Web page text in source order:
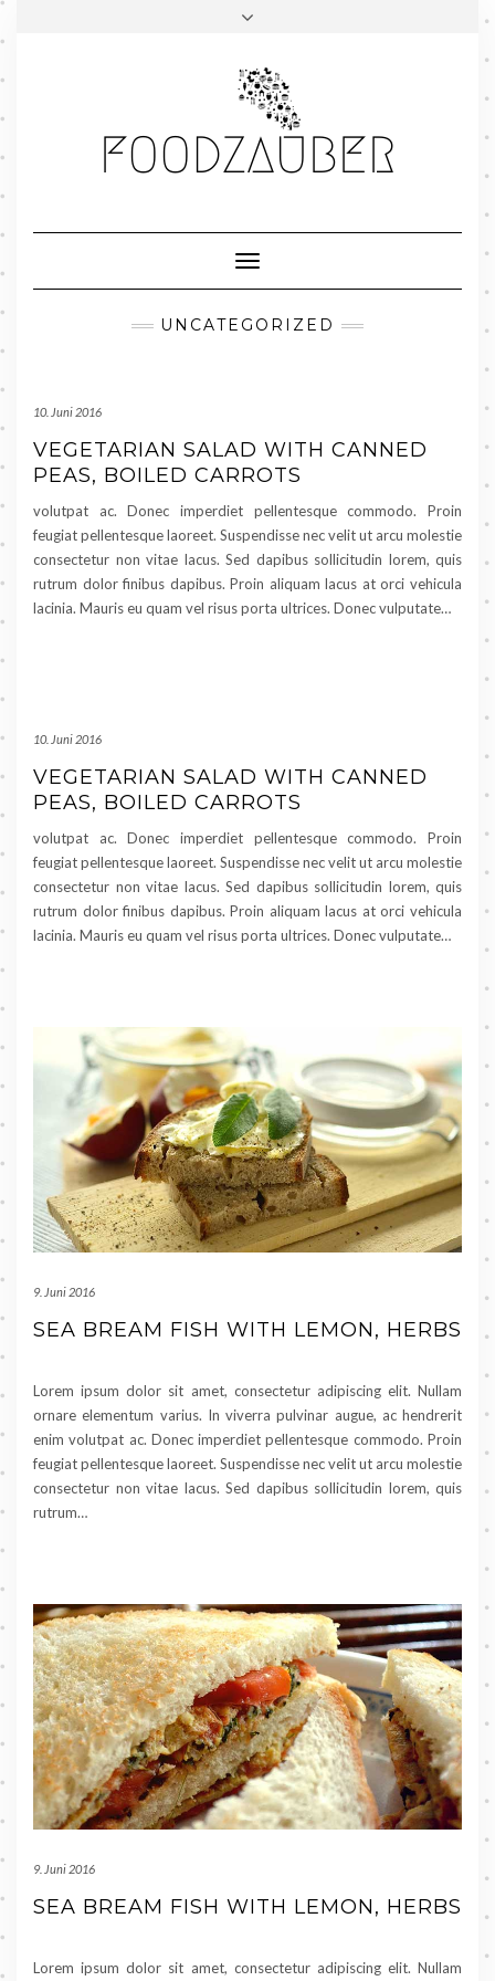
Skip
content
Toggle
Navigation
UNCATEGORIZED
10. Juni 2016
VEGETARIAN SALAD WITH CANNED
PEAS, BOILED CARROTS
volutpat ac. Donec imperdiet pellentesque commodo. Proin
feugiat pellentesque laoreet. Suspendisse nec velit ut arcu molestie
consectetur non vitae lacus. Sed dapibus sollicitudin lorem, quis
rutrum dolor finibus dapibus. Proin aliquam lacus at orci vehicula
lacinia. Mauris eu quam vel risus porta ultrices. Donec vulputate…
10. Juni 2016
VEGETARIAN SALAD WITH CANNED
PEAS, BOILED CARROTS
volutpat ac. Donec imperdiet pellentesque commodo. Proin
feugiat pellentesque laoreet. Suspendisse nec velit ut arcu molestie
consectetur non vitae lacus. Sed dapibus sollicitudin lorem, quis
rutrum dolor finibus dapibus. Proin aliquam lacus at orci vehicula
lacinia. Mauris eu quam vel risus porta ultrices. Donec vulputate…
9. Juni 2016
SEA BREAM FISH WITH LEMON, HERBS
Lorem ipsum dolor sit amet, consectetur adipiscing elit. Nullam
ornare elementum varius. In viverra pulvinar augue, ac hendrerit
enim volutpat ac. Donec imperdiet pellentesque commodo. Proin
feugiat pellentesque laoreet. Suspendisse nec velit ut arcu molestie
consectetur non vitae lacus. Sed dapibus sollicitudin lorem, quis
rutrum…
9. Juni 2016
SEA BREAM FISH WITH LEMON, HERBS
Lorem ipsum dolor sit amet, consectetur adipiscing elit. Nullam